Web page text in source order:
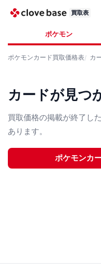
買取表
ポケモン
ポケモンカード買取価格表 カ
カードが見つ
買取価格の掲載が終了し
あります。
ポケモンカ